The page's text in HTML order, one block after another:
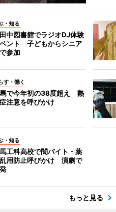
・知る
中図書館でラジオDJ体験
ント 子どもからシニア
参加
す・働く
で今年初の38度超え 熱
注意を呼びかけ
・知る
工科高校で闇バイト・薬
用防止呼びかけ 演劇で
もっと見る